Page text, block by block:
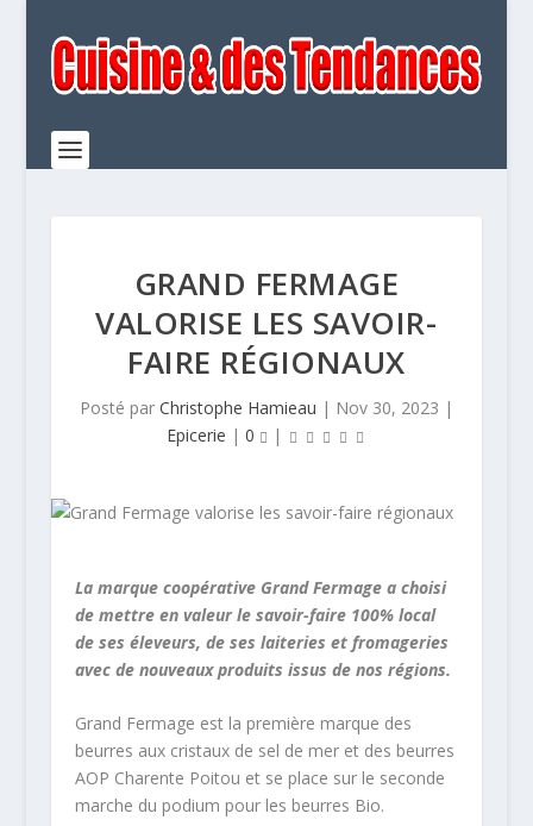
GRAND FERMAGE
VALORISE LES SAVOIR-
FAIRE RÉGIONAUX
Posté par Christophe Hamieau | Nov 30, 2023 |
Epicerie |0 |
La marque coopérative Grand Fermage a choisi
de mettre en valeur le savoir-faire 100% local
de ses éleveurs, de ses laiteries et fromageries
avec de nouveaux produits issus de nos régions.
Grand Fermage est la première marque des
beurres aux cristaux de sel de mer et des beurres
AOP Charente Poitou et se place sur le seconde
marche du podium pour les beurres Bio.